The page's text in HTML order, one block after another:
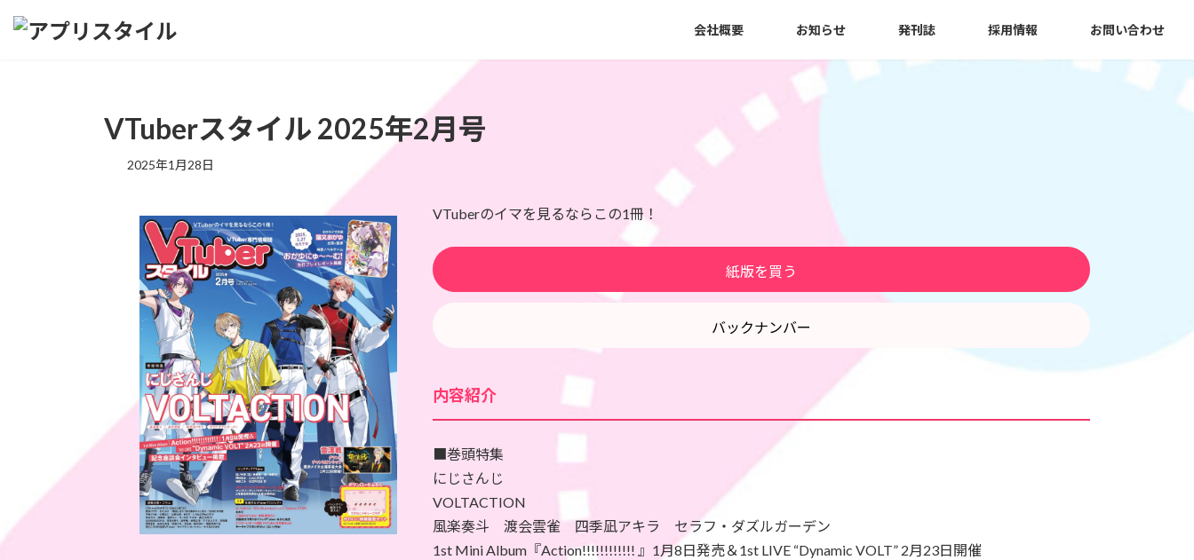
会社概要 お知らせ 発刊誌 採用情報 お問い合わせ
VTuberスタイル 2025年2月号
2025年1月28日
VTuberのイマを見るならこの1冊！
紙版を買う
バックナンバー
内容紹介
■巻頭特集
にじさんじ
VOLTACTION
風楽奏斗 渡会雲雀 四季凪アキラ セラフ・ダズルガーデン
1st Mini Album『Action!!!!!!!!!!!! 』1月8日発売＆1st LIVE “Dynamic VOLT” 2月23日開催